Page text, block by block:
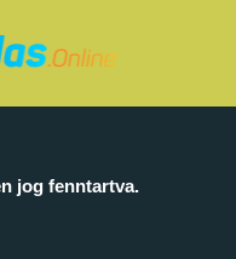
jog fenntartva.